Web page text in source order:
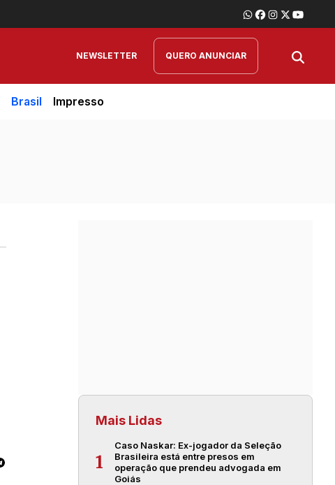
NEWSLETTER QUERO ANUNCIAR
Brasil Impresso
Mais Lidas
1
Caso Naskar: Ex-jogador da Seleção
Brasileira está entre presos em
operação que prendeu advogada em
Goiás